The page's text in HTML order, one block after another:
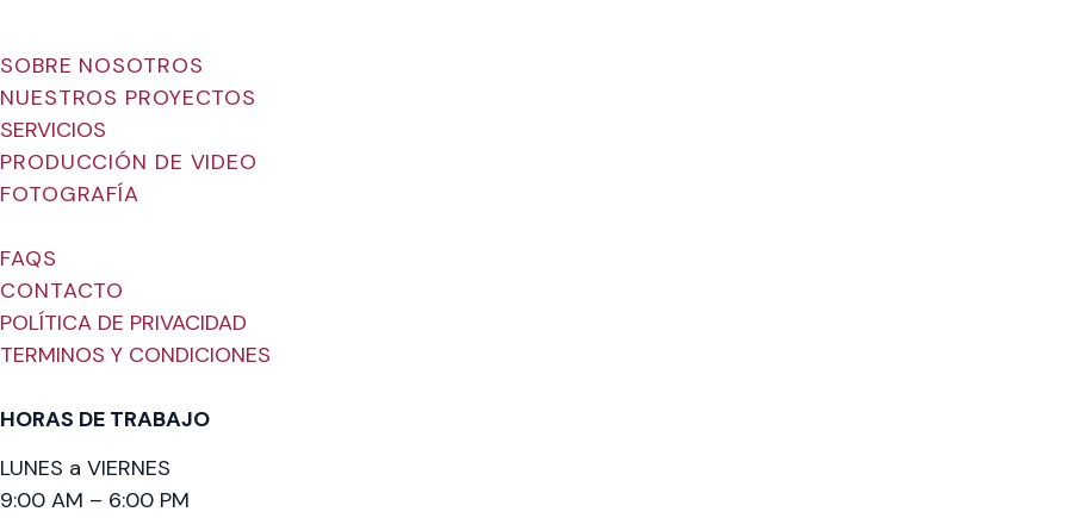
SOBRE NOSOTROS
NUESTROS PROYECTOS
SERVICIOS
PRODUCCIÓN DE VIDEO
FOTOGRAFÍA
FAQS
CONTACTO
POLÍTICA DE PRIVACIDAD
TERMINOS Y CONDICIONES
HORAS DE TRABAJO
LUNES a VIERNES
9:00 AM – 6:00 PM